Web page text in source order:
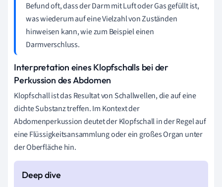
Befund oft, dass der Darm mit Luft oder Gas gefüllt ist,
was wiederum auf eine Vielzahl von Zuständen
hinweisen kann, wie zum Beispiel einen
Darmverschluss.
Interpretation eines Klopfschalls bei der
Perkussion des Abdomen
Klopfschall ist das Resultat von Schallwellen, die auf eine
dichte Substanz treffen. Im Kontext der
Abdomenperkussion deutet der Klopfschall in der Regel auf
eine Flüssigkeitsansammlung oder ein großes Organ unter
der Oberfläche hin.